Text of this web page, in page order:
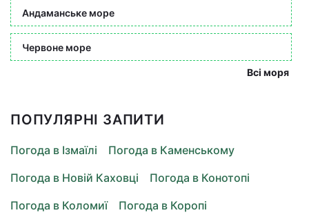
Андаманське море
Червоне море
Всі моря
ПОПУЛЯРНІ ЗАПИТИ
Погода в Ізмаїлі
Погода в Каменському
Погода в Новій Каховці
Погода в Конотопі
Погода в Коломиї
Погода в Коропі